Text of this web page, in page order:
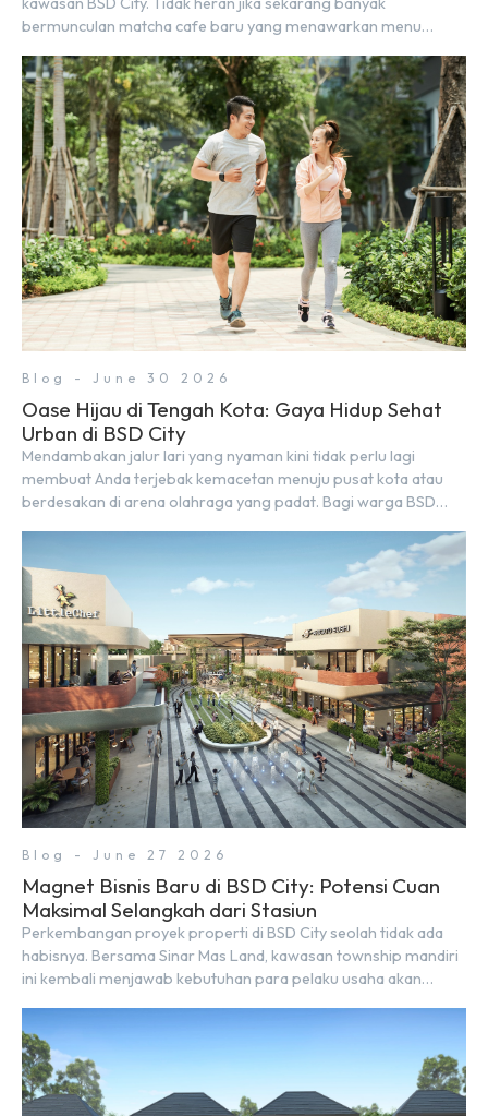
bermunculan matcha cafe baru yang menawarkan menu
nyaman, baik untuk produktif bekerja (WFC) maupun sekadar
bersantai bersama orang terdekat. Kabar baiknya, deretan
kafe hits ini tersebar di lokasi-lokasi strategis yang sangat […]
Blog - June 30 2026
Oase Hijau di Tengah Kota: Gaya Hidup Sehat
Urban di BSD City
Mendambakan jalur lari yang nyaman kini tidak perlu lagi
membuat Anda terjebak kemacetan menuju pusat kota atau
berdesakan di arena olahraga yang padat. Bagi warga BSD
sekitar yang rindang, estetik, dan menenangkan. Sebagai
kawasan township terpadu, BSD City terus bertransformasi
menjadi area hunian modern yang sangat mendukung […]
Blog - June 27 2026
Magnet Bisnis Baru di BSD City: Potensi Cuan
Maksimal Selangkah dari Stasiun
Perkembangan proyek properti di BSD City seolah tidak ada
habisnya. Bersama Sinar Mas Land, kawasan township mandiri
ini kembali menjawab kebutuhan para pelaku usaha akan
Alley Walk. Ruko terbaru di BSD City ini datang dengan
keunggulan geografis yang sangat strategis. Letaknya
menempel langsung dengan dua pusat pergerakan massa […]